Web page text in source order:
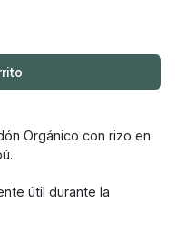
Orgánico con rizo en
útil durante la